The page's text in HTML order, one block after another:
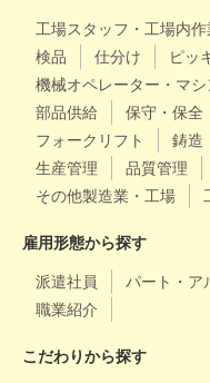
工場スタッフ・工場内作
検品
仕分け
ピッ
機械オペレーター・マ
部品供給
保守・保全
フォークリフト
鋳造
生産管理
品質管理
その他製造業・工場
雇用形態から探す
派遣社員 パート・ア
職業紹介
こだわりから探す